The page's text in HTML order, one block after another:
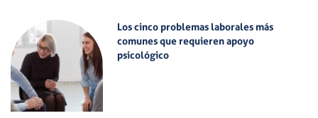
Los cinco problemas laborales más
comunes que requieren apoyo
psicológico